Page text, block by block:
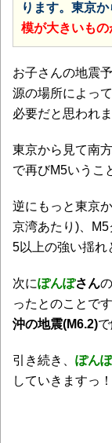
ります。東京
模が大きいも
お子さんの地震
源の場所によっ
必要だと思われま
東京から見て南
で再びM5いうこ
逆にもっと東京
京湾あたり)、
5以上の強い揺れ
次にぽんぽさん
ったとのことで
沖の地震(M6.2)
引き続き、 ぽんぽ
していきますっ！